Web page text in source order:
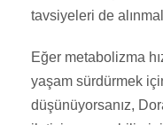
tavsiyeleri de
Eğer metabolizma
yaşam sürdürmek
düşünüyorsanız,